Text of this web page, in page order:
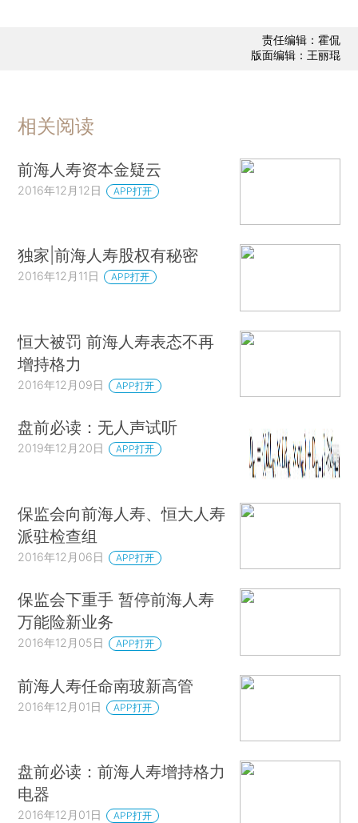
责任编辑：霍侃
版面编辑：王丽琨
相关阅读
前海人寿资本金疑云
2016年12月12日 APP打开
独家|前海人寿股权有秘密
2016年12月11日 APP打开
恒大被罚 前海人寿表态不再
增持格力
2016年12月09日 APP打开
盘前必读：无人声试听
2019年12月20日 APP打开
保监会向前海人寿、恒大人寿
派驻检查组
2016年12月06日 APP打开
保监会下重手 暂停前海人寿
万能险新业务
2016年12月05日 APP打开
前海人寿任命南玻新高管
2016年12月01日 APP打开
盘前必读：前海人寿增持格力
电器
2016年12月01日 APP打开